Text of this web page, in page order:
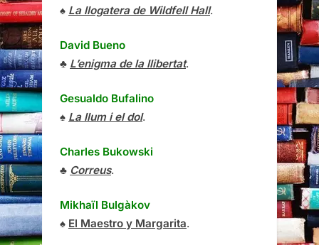
♠ La llogatera de Wildfell Hall.
David Bueno
♣ L’enigma de la llibertat.
Gesualdo Bufalino
♠ La llum i el dol.
Charles Bukowski
♣ Correus.
Mikhaïl Bulgàkov
♠ El Maestro y Margarita.